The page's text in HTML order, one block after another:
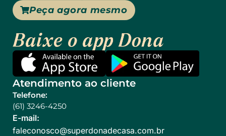
Peça agora mesmo
Atendimento ao cliente
Telefone:
(61) 3246-4250
E-mail:
rb.moc.asacedanodrepus
@ocsonocelaf